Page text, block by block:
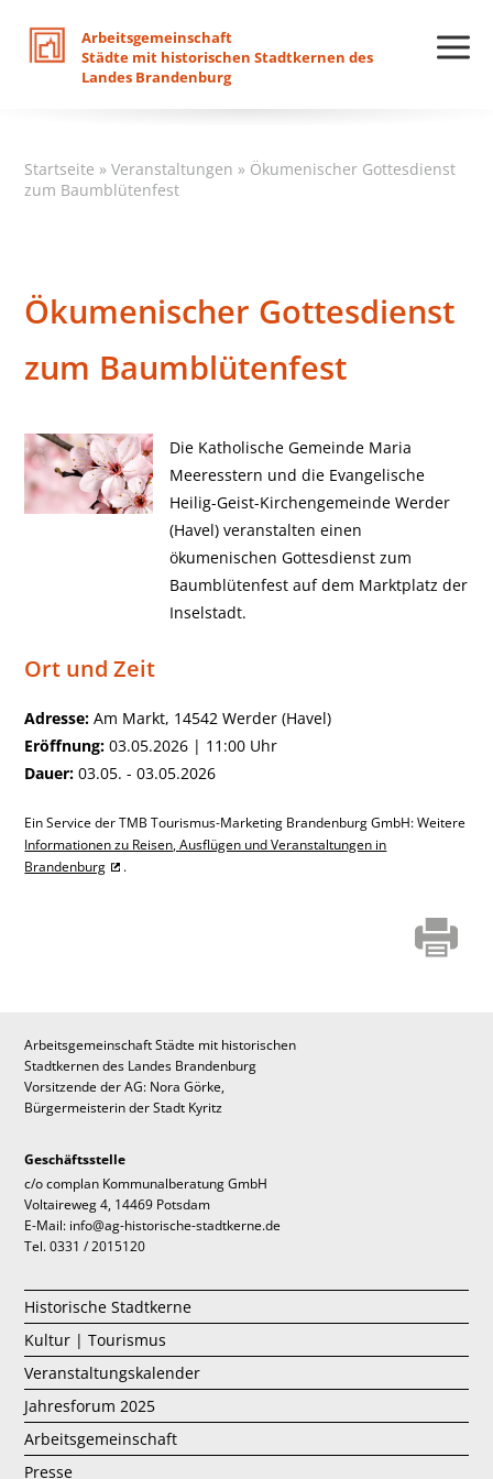
Arbeitsgemeinschaft
Städte mit historischen Stadtkernen des
Landes Brandenburg
Startseite »Veranstaltungen » Ökumenischer Gottesdienst
zum Baumblütenfest
Ökumenischer Gottesdienst
zum Baumblütenfest
Die Katholische Gemeinde Maria
Meeresstern und die Evangelische
Heilig-Geist-Kirchengemeinde Werder
(Havel) veranstalten einen
ökumenischen Gottesdienst zum
Baumblütenfest auf dem Marktplatz der
Inselstadt.
Ort und Zeit
Adresse: Am Markt, 14542 Werder (Havel)
Eröffnung: 03.05.2026 | 11:00 Uhr
Dauer: 03.05. - 03.05.2026
Ein Service der TMB Tourismus-Marketing Brandenburg GmbH: Weitere
Informationen zu Reisen, Ausflügen und Veranstaltungen in
Brandenburg
.
Arbeitsgemeinschaft Städte mit historischen
Stadtkernen des Landes Brandenburg
Vorsitzende der AG: Nora Görke,
Bürgermeisterin der Stadt Kyritz
Geschäftsstelle
c/o complan Kommunalberatung GmbH
Voltaireweg 4, 14469 Potsdam
E-Mail: info@ag-historische-stadtkerne.de
Tel. 0331 / 2015120
Historische Stadtkerne
Kultur | Tourismus
Veranstaltungskalender
Jahresforum 2025
Arbeitsgemeinschaft
Presse